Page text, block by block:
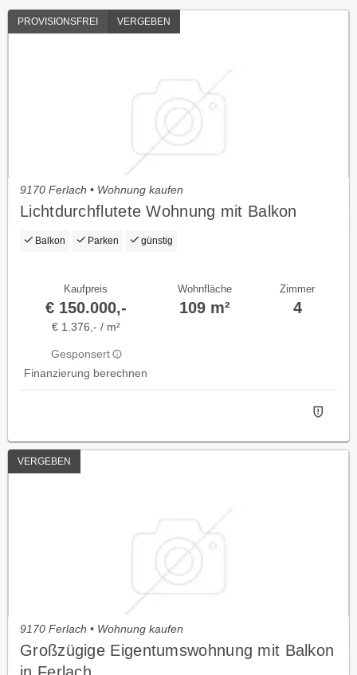
PROVISIONSFREI VERGEBEN
9170 Ferlach • Wohnung kaufen
Lichtdurchflutete Wohnung mit Balkon
Balkon Parken günstig
Kaufpreis
€ 150.000,-
€ 1.376,- / m²
Gesponsert
Finanzierung berechnen
Wohnfläche
109 m²
Zimmer
4
VERGEBEN
9170 Ferlach • Wohnung kaufen
Großzügige Eigentumswohnung mit Balkon